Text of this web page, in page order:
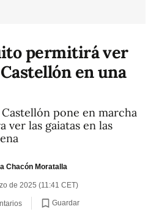
permitirá ver
en una
pone en marcha
las gaiatas en las
Chacón Moratalla
de 2025 (11:41 CET)
Guardar